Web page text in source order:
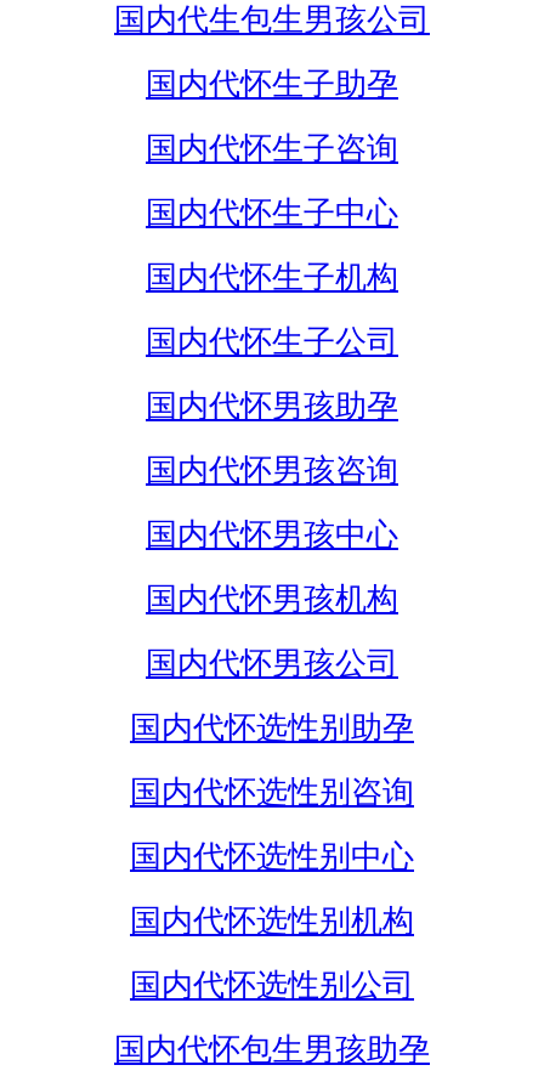
国内代生包生男孩公司
国内代怀生子助孕
国内代怀生子咨询
国内代怀生子中心
国内代怀生子机构
国内代怀生子公司
国内代怀男孩助孕
国内代怀男孩咨询
国内代怀男孩中心
国内代怀男孩机构
国内代怀男孩公司
国内代怀选性别助孕
国内代怀选性别咨询
国内代怀选性别中心
国内代怀选性别机构
国内代怀选性别公司
国内代怀包生男孩助孕